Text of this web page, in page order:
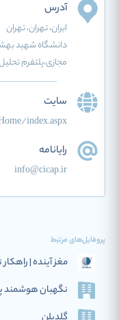
آدرس
ایران، تهران، تهران
دانشگاه شهید
مجازی،پلتفرم
سایت
index.aspx
رایانامه
info@cicap.ir
پروفایل‌های مرتبط
مغز آینده |
نگهبان هوشمند